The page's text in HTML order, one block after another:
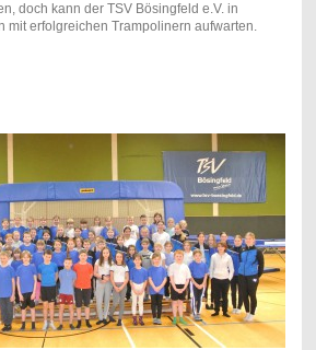
doch kann der TSV Bösingfeld e.V. in
mit erfolgreichen Trampolinern aufwarten.